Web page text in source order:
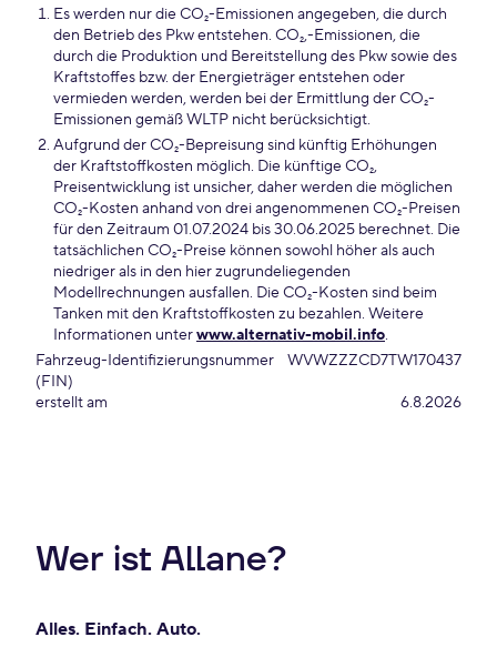
Es werden nur die CO₂-Emissionen angegeben, die durch
den Betrieb des Pkw entstehen. CO₂,-Emissionen, die
durch die Produktion und Bereitstellung des Pkw sowie des
Kraftstoffes bzw. der Energieträger entstehen oder
vermieden werden, werden bei der Ermittlung der CO₂-
Emissionen gemäß WLTP nicht berücksichtigt.
Aufgrund der CO₂-Bepreisung sind künftig Erhöhungen
der Kraftstoffkosten möglich. Die künftige CO₂,
Preisentwicklung ist unsicher, daher werden die möglichen
CO₂-Kosten anhand von drei angenommenen CO₂-Preisen
für den Zeitraum 01.07.2024 bis 30.06.2025 berechnet. Die
tatsächlichen CO₂-Preise können sowohl höher als auch
niedriger als in den hier zugrundeliegenden
Modellrechnungen ausfallen. Die CO₂-Kosten sind beim
Tanken mit den Kraftstoffkosten zu bezahlen. Weitere
Informationen unterwww.alternativ-mobil.info.
Fahrzeug-Identifizierungsnummer
(FIN)
WVWZZZCD7TW170437
erstellt am 6.8.2026
Wer ist Allane?
Alles. Einfach. Auto.